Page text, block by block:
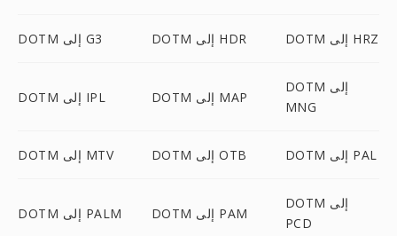
DOTM إلى G3 DOTM إلى HDR DOTM إلى HRZ
DOTM إلى IPL DOTM إلى MAP
DOTM إلى
MNG
DOTM إلى MTV DOTM إلى OTB DOTM إلى PAL
DOTM إلى PALM DOTM إلى PAM
DOTM إلى
PCD